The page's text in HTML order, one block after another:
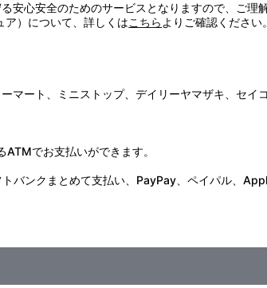
安心安全のためのサービスとなりますので、ご理
）について、詳しくはこちらよりご確認ください。
マート、ミニストップ、デイリーヤマザキ、セイ
でお支払いができます。
バンクまとめて支払い、PayPay、ペイパル、